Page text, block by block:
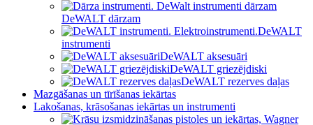
DeWALT dārzam
DeWALT
instrumenti
DeWALT aksesuāri
DeWALT griezējdiski
DeWALT rezerves daļas
Mazgāšanas un tīrīšanas iekārtas
Lakošanas, krāsošanas iekārtas un instrumenti